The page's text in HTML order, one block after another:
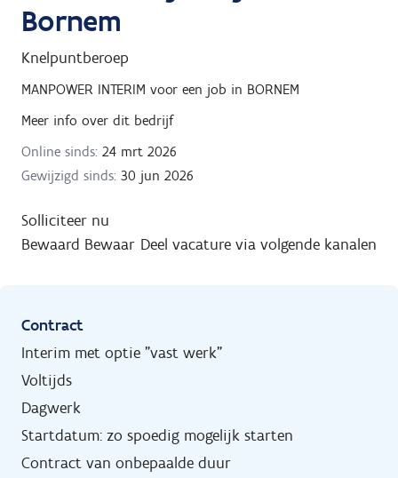
Bornem
Knelpuntberoep
MANPOWER INTERIM voor een job in BORNEM
Meer info over dit bedrijf
Online sinds: 24 mrt 2026
Gewijzigd sinds: 30 jun 2026
Solliciteer nu
Bewaard Bewaar Deel vacature via volgende kanalen
Contract
Interim met optie "vast werk"
Voltijds
Dagwerk
Startdatum: zo spoedig mogelijk starten
Contract van onbepaalde duur